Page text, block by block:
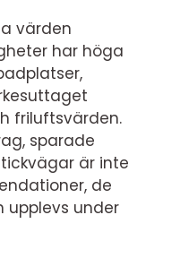
värden
har höga
friluftsvärden.
sparade
är inte
de
upplevs under